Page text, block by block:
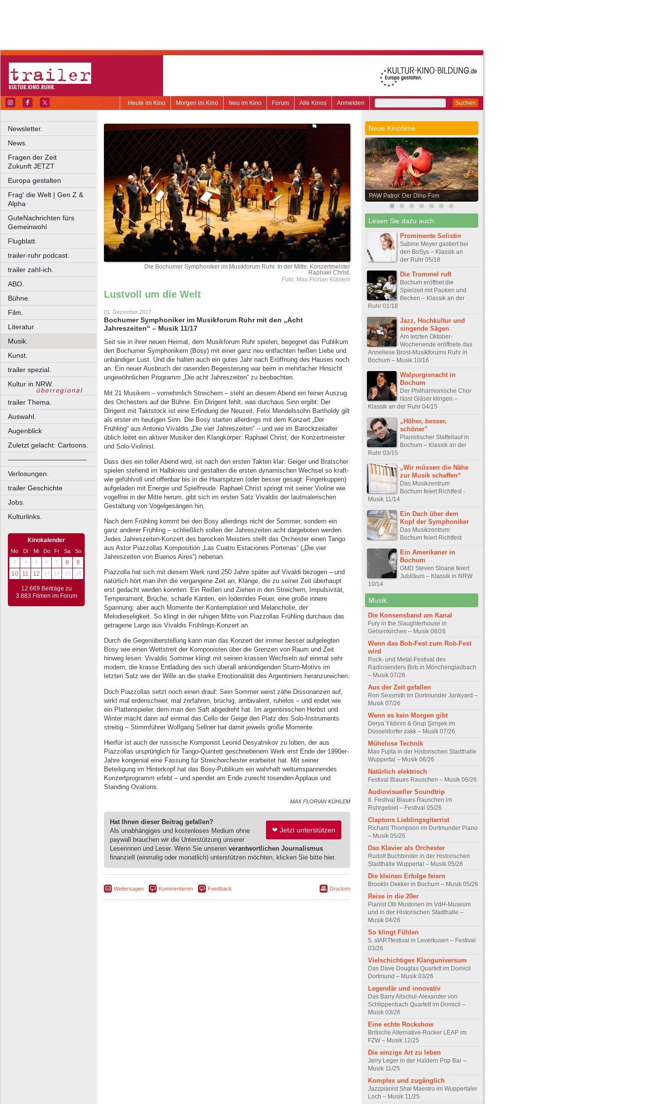
Suchen
Anmelden
Alle Kinos
Forum
Neu im Kino
Morgen im Kino
Heute im Kino
Newsletter.
News.
Fragen der Zeit
Zukunft JETZT
Europa gestalten
Frag' die Welt | Gen Z &
Alpha
GuteNachrichten fürs
Gemeinwohl
Flugblatt.
trailer-ruhr podcast.
trailer zahl-ich.
ABO.
Bühne.
Film.
Literatur.
Musik.
Kunst.
trailer spezial.
Kultur in NRW.
trailer Thema.
Auswahl.
Augenblick
Zuletzt gelacht: Cartoons.
––––––––––––––––––––
Verlosungen.
trailer Geschichte
Jobs.
Kulturlinks.
Kinokalender
Mo Di Mi Do Fr Sa
So
3
4 5 6 7 8
9
10
11 12 13 14 15 16
12.669 Beiträge zu
3.883 Filmen im Forum
Die Bochumer Symphoniker im Musikforum Ruhr. In der Mitte: Konzertmeister
Raphael Christ.
Foto: Max Florian Kühlem
Lustvoll um die Welt
01. Dezember 2017
Bochumer Symphoniker im Musikforum Ruhr mit den „Acht
Jahreszeiten“ – Musik 11/17
Seit sie in ihrer neuen Heimat, dem Musikforum Ruhr spielen, begegnet das Publikum
den Bochumer Symphonikern (Bosy) mit einer ganz neu entfachten heißen Liebe und
unbändiger Lust. Und die halten auch ein gutes Jahr nach Eröffnung des Hauses noch
an. Ein neuer Ausbruch der rasenden Begeisterung war beim in mehrfacher Hinsicht
ungewöhnlichen Programm „Die acht Jahreszeiten“ zu beobachten.
Mit 21 Musikern – vornehmlich Streichern – steht an diesem Abend ein feiner Auszug
des Orchesters auf der Bühne. Ein Dirigent fehlt, was durchaus Sinn ergibt: Der
Dirigent mit Taktstock ist eine Erfindung der Neuzeit, Felix Mendelssohn Bartholdy gilt
als erster im heutigen Sinn. Die Bosy starten allerdings mit dem Konzert „Der
Frühling“ aus Antonio Vivaldis „Die vier Jahreszeiten“ – und wie im Barockzeitalter
üblich leitet ein aktiver Musiker den Klangkörper: Raphael Christ, der Konzertmeister
und Solo-Violinist.
Dass dies ein toller Abend wird, ist nach den ersten Takten klar: Geiger und Bratscher
spielen stehend im Halbkreis und gestalten die ersten dynamischen Wechsel so kraft-
wie gefühlvoll und offenbar bis in die Haarspitzen (oder besser gesagt: Fingerkuppen)
aufgeladen mit Energie und Spielfreude. Raphael Christ springt mit seiner Violine wie
vogelfrei in der Mitte herum, gibt sich im ersten Satz Vivaldis der lautmalerischen
Gestaltung von Vogelgesängen hin.
Nach dem Frühling kommt bei den Bosy allerdings nicht der Sommer, sondern ein
ganz anderer Frühling – schließlich sollen der Jahreszeiten acht dargeboten werden.
Jedes Jahreszeiten-Konzert des barocken Meisters stellt das Orchester einen Tango
aus Astor Piazzollas Komposition „Las Cuatro Estaciones Portenas“ („Die vier
Jahreszeiten von Buenos Aires“) nebenan.
Piazzolla hat sich mit diesem Werk rund 250 Jahre später auf Vivaldi bezogen – und
natürlich hört man ihm die vergangene Zeit an, Klänge, die zu seiner Zeit überhaupt
erst gedacht werden konnten: Ein Reißen und Ziehen in den Streichern, Impulsivität,
Temperament, Brüche, scharfe Kanten, ein loderndes Feuer, eine große innere
Spannung, aber auch Momente der Kontemplation und Melancholie, der
Melodieseligkeit. So klingt in der ruhigen Mitte von Piazzollas Frühling durchaus das
getragene Largo aus Vivaldis Frühlings-Konzert an.
Durch die Gegenüberstellung kann man das Konzert der immer besser aufgelegten
Bosy wie einen Wettstreit der Komponisten über die Grenzen von Raum und Zeit
hinweg lesen: Vivaldis Sommer klingt mit seinen krassen Wechseln auf einmal sehr
modern, die krasse Entladung des sich überall ankündigenden Sturm-Motivs im
letzten Satz wie der Wille an die starke Emotionalität des Argentiniers heranzureichen.
Doch Piazzollas setzt noch einen drauf: Sein Sommer weist zähe Dissonanzen auf,
wirkt mal erdenschwer, mal zerfahren, brüchig, ambivalent, ruhelos – und endet wie
ein Plattenspieler, dem man den Saft abgedreht hat. Im argentinischen Herbst und
Winter macht dann auf einmal das Cello der Geige den Platz des Solo-Instruments
streitig – Stimmführer Wolfgang Sellner hat damit jeweils große Momente.
Hierfür ist auch der russische Komponist Leonid Desyatnikov zu loben, der aus
Piazzollas ursprünglich für Tango-Quintett geschriebenem Werk erst Ende der 1990er-
Jahre kongenial eine Fassung für Streichorchester erarbeitet hat. Mit seiner
Beteiligung im Hinterkopf hat das Bosy-Publikum ein wahrhaft weltumspannendes
Konzertprogramm erlebt – und spendet am Ende zurecht tosenden Applaus und
Standing Ovations.
MAX FLORIAN KÜHLEM
❤ Jetzt unterstützen
Hat Ihnen dieser Beitrag gefallen?
Als unabhängiges und kostenloses Medium ohne
paywall brauchen wir die Unterstützung unserer
Leserinnen und Leser. Wenn Sie unseren verantwortlichen Journalismus
finanziell (einmalig oder monatlich) unterstützen möchten, klicken Sie bitte hier.
Weitersagen Kommentieren Feedback Drucken
Neue Kinofilme
PAW Patrol: Der Dino-Film
Lesen Sie dazu auch:
Prominente Solistin
Sabine Meyer gastiert bei
den BoSys – Klassik an
der Ruhr 05/18
Die Trommel ruft
Bochum eröffnet die
Spielzeit mit Pauken und
Becken – Klassik an der
Ruhr 01/18
Jazz, Hochkultur und
singende Sägen
Am letzten Oktober-
Wochenende eröffnete das
Anneliese Brost-Musikforums Ruhr in
Bochum – Musik 10/16
Walpurgisnacht in
Bochum
Der Philharmonische Chor
lässt Gläser klingen –
Klassik an der Ruhr 04/15
„Höher, besser,
schöner"
Pianistischer Staffellauf in
Bochum – Klassik an der
Ruhr 03/15
„Wir müssen die Nähe
zur Musik schaffen“
Das Musikzentrum
Bochum feiert Richtfest -
Musik 11/14
Ein Dach über dem
Kopf der Symphoniker
Das Musikzentrum
Bochum feiert Richtfest
Ein Amerikaner in
Bochum
GMD Steven Sloane feiert
Jubiläum – Klassik in NRW
10/14
Musik.
Die Konsensband am Kanal
Fury in the Slaughterhouse in
Gelsenkirchen – Musik 08/26
Wenn das Bob-Fest zum Rob-Fest
wird
Rock- und Metal-Festival des
Radiosenders Bob in Mönchengladbach
– Musik 07/26
Aus der Zeit gefallen
Ron Sexsmith im Dortmunder Junkyard –
Musik 07/26
Wenn es kein Morgen gibt
Derya Yıldırım & Grup Şimşek im
Düsseldorfer zakk – Musik 07/26
Mühelose Technik
Mao Fujita in der Historischen Stadthalle
Wuppertal – Musik 06/26
Natürlich elektrisch
Festival Blaues Rauschen – Musik 06/26
Audiovisueller Soundtrip
8. Festival Blaues Rauschen im
Ruhrgebiet – Festival 05/26
Claptons Lieblingsgitarrist
Richard Thompson im Dortmunder Piano
– Musik 05/26
Das Klavier als Orchester
Rudolf Buchbinder in der Historischen
Stadthalle Wuppertal – Musik 05/26
Die kleinen Erfolge feiern
Brookln Dekker in Bochum – Musik 05/26
Reise in die 20er
Pianist Olli Mustonen im VdH-Museum
und in der Historischen Stadthalle –
Musik 04/26
So klingt Fühlen
5. stARTfestival in Leverkusen – Festival
03/26
Vielschichtiges Klanguniversum
Das Dave Douglas Quartett im Domicil
Dortmund – Musik 03/26
Legendär und innovativ
Das Barry Altschul-Alexander von
Schlippenbach Quartett im Domicil –
Musik 03/26
Eine echte Rockshow
Britische Alternative-Rocker LEAP im
FZW – Musik 12/25
Die einzige Art zu leben
Jerry Leger in der Haldern Pop Bar –
Musik 11/25
Komplex und zugänglich
Jazzpianist Shai Maestro im Wuppertaler
Loch – Musik 11/25